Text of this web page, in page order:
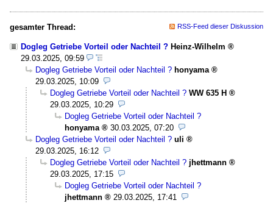
gesamter Thread: RSS-Feed dieser Diskussion
Dogleg Getriebe Vorteil oder Nachteil ? Heinz-Wilhelm
29.03.2025, 09:59
Dogleg Getriebe Vorteil oder Nachteil ? honyama
29.03.2025, 10:09
Dogleg Getriebe Vorteil oder Nachteil ? WW 635 H
29.03.2025, 10:29
Dogleg Getriebe Vorteil oder Nachteil ?
honyama
30.03.2025, 07:20
Dogleg Getriebe Vorteil oder Nachteil ? uli
29.03.2025, 16:12
Dogleg Getriebe Vorteil oder Nachteil ? jhettmann
29.03.2025, 17:15
Dogleg Getriebe Vorteil oder Nachteil ?
jhettmann
29.03.2025, 17:41